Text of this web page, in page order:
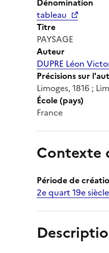
tableau
Titre
PAYSAGE
Auteur
DUPRE Léon
Précisions sur
Limoges, 1816 ;
École (pays)
France
Contexte
Période de
2e quart 19e siècle